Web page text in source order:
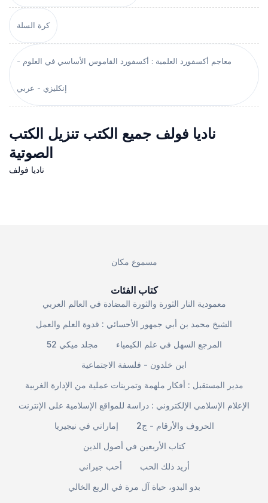
كرة السلة
معاجم أكسفورد العلمية : أكسفورد القاموس الأساسي في العلوم -
إنكليزي - عربي
ناديا فولف جميع الكتب تنزيل الكتب
الصوتية
ناديا فولف
مسموع مكان
كتاب الفئات
معمودية النار الثورة والثورة المضادة في العالم العربي
الشيخ محمد بن أبي جمهور الأحسائي : قدوة العلم والعمل
مجلد ميكي 52
المرجع السهل في علم الكيمياء
ابن خلدون - فلسفة الاجتماعية
مدير المستقبل : أفكار ملهمة وتمرينات عملية من الإدارة الغربية
الإعلام الإسلامي الإلكتروني : دراسة للمواقع الإسلامية على الإنترنت
إماراتي في نيجيريا
الحروف والأرقام - ج2
كتاب الأربعين في أصول الدين
أحب جيراني
أريد ذلك الحب
بدو البدو، حياة آل مرة في الربع الخالي